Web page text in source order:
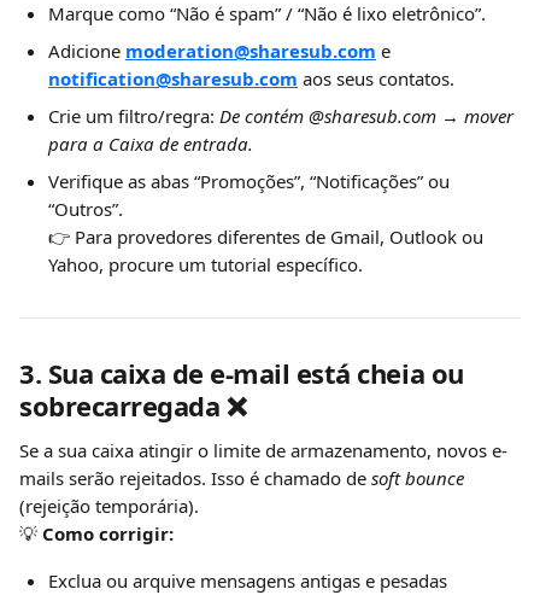
Marque como “Não é spam” / “Não é lixo eletrônico”.
Adicione moderation@sharesub.com e
notification@sharesub.com aos seus contatos.
Crie um filtro/regra: De contém @sharesub.com → mover
para a Caixa de entrada.
Verifique as abas “Promoções”, “Notificações” ou
“Outros”.
👉 Para provedores diferentes de Gmail, Outlook ou
Yahoo, procure um tutorial específico.
3. Sua caixa de e-mail está cheia ou
sobrecarregada ❌
Se a sua caixa atingir o limite de armazenamento, novos e-
mails serão rejeitados. Isso é chamado de soft bounce
(rejeição temporária).
💡 Como corrigir:
Exclua ou arquive mensagens antigas e pesadas